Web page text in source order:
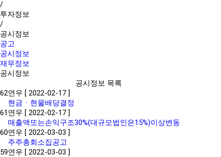
/
투자정보
/
공시정보
공고
공시정보
재무정보
공시정보
공시정보 목록
62연우 [ 2022-02-17 ]
현금ㆍ현물배당결정
61연우 [ 2022-02-17 ]
매출액또는손익구조30%(대규모법인은15%)이상변동
60연우 [ 2022-03-03 ]
주주총회소집공고
59연우 [ 2022-03-03 ]